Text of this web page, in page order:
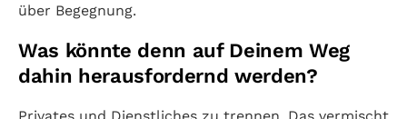
über Begegnung.
Was könnte denn auf Deinem Weg
dahin herausfordernd werden?
Privates und Dienstliches zu trennen. Das vermischt